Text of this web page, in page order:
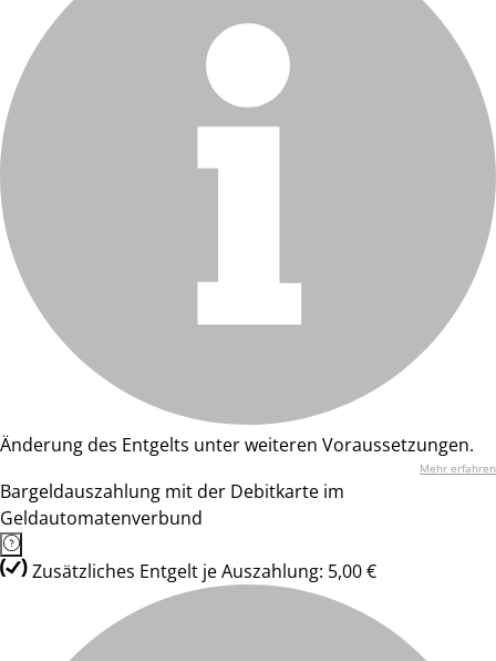
Änderung des Entgelts unter weiteren Voraussetzungen.
Mehr erfahren
Bargeldauszahlung mit der Debitkarte im
Geldautomatenverbund
Zusätzliches Entgelt je Auszahlung: 5,00 €